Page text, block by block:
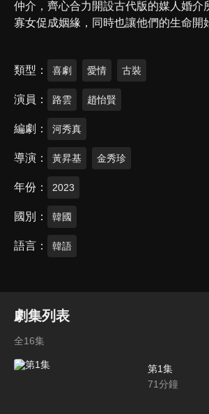
仲介，齊心合力開設古代版的媒人婚介
寡女促成姻緣，同時也讓他們的生命開
類型 喜劇 愛情 古裝
演員 路雲 趙怡賢
編劇 河秀真
導演 黃昇基 金秀珍
年份 2023
國別 韓國
語言 韓語
劇集列表
全16集
第1集
71分鐘